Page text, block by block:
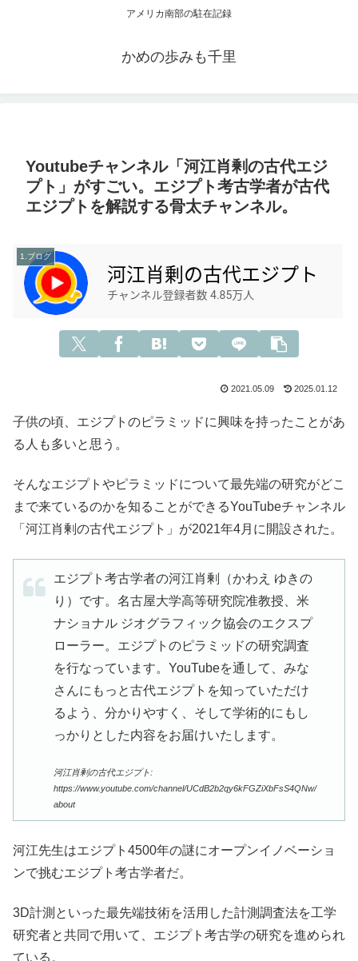
アメリカ南部の駐在記録
かめの歩みも千里
Youtubeチャンネル「河江肖剰の古代エジ
プト」がすごい。エジプト考古学者が古代
エジプトを解説する骨太チャンネル。
1.ブログ
2021.05.09 2025.01.12
子供の頃、エジプトのピラミッドに興味を持ったことがあ
る人も多いと思う。
そんなエジプトやピラミッドについて最先端の研究がどこ
まで来ているのかを知ることができるYouTubeチャンネル
「河江肖剰の古代エジプト」が2021年4月に開設された。
エジプト考古学者の河江肖剰（かわえ ゆきの
り）です。名古屋大学高等研究院准教授、米
ナショナル ジオグラフィック協会のエクスプ
ローラー。エジプトのピラミッドの研究調査
を行なっています。YouTubeを通して、みな
さんにもっと古代エジプトを知っていただけ
るよう、分かりやすく、そして学術的にもし
っかりとした内容をお届けいたします。
河江肖剰の古代エジプト:
https://www.youtube.com/channel/UCdB2b2qy6kFGZiXbFsS4QNw/
about
河江先生はエジプト4500年の謎にオープンイノベーショ
ンで挑むエジプト考古学者だ。
3D計測といった最先端技術を活用した計測調査法を工学
研究者と共同で用いて、エジプト考古学の研究を進められ
ている。